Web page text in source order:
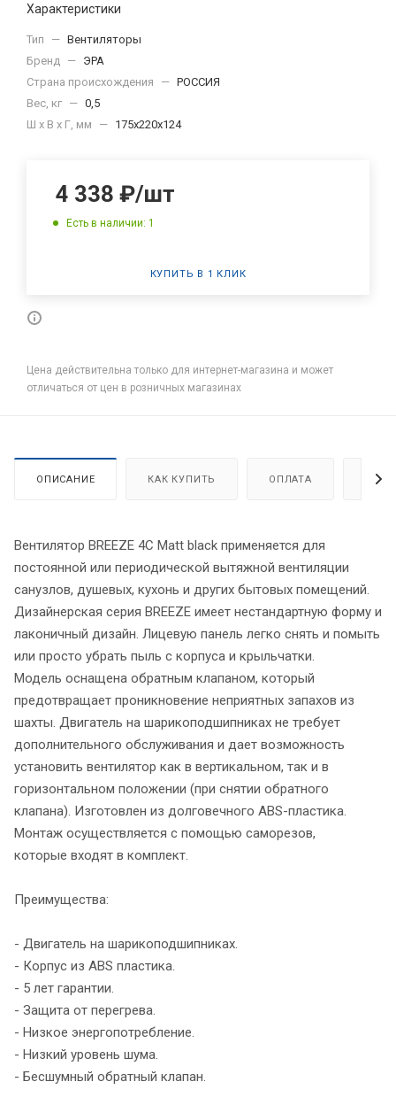
Характеристики
Тип — Вентиляторы
Бренд — ЭРА
Страна происхождения
— РОССИЯ
Вес, кг — 0,5
Ш x В x Г, мм
— 175х220х124
4 338 ₽/шт
Есть в наличии: 1
КУПИТЬ В 1 КЛИК
Цена действительна только для интернет-магазина и может
отличаться от цен в розничных магазинах
ОПИСАНИЕ КАК КУПИТЬ ОПЛАТА
Вентилятор BREEZE 4C Matt black применяется для
постоянной или периодической вытяжной вентиляции
санузлов, душевых, кухонь и других бытовых помещений.
Дизайнерская серия BREEZE имеет нестандартную форму и
лаконичный дизайн. Лицевую панель легко снять и помыть
или просто убрать пыль с корпуса и крыльчатки.
Модель оснащена обратным клапаном, который
предотвращает проникновение неприятных запахов из
шахты. Двигатель на шарикоподшипниках не требует
дополнительного обслуживания и дает возможность
установить вентилятор как в вертикальном, так и в
горизонтальном положении (при снятии обратного
клапана). Изготовлен из долговечного ABS-пластика.
Монтаж осуществляется с помощью саморезов,
которые входят в комплект.
Преимущества:
- Двигатель на шарикоподшипниках.
- Корпус из ABS пластика.
- 5 лет гарантии.
- Защита от перегрева.
- Низкое энергопотребление.
- Низкий уровень шума.
- Бесшумный обратный клапан.